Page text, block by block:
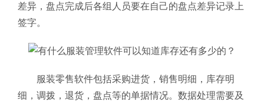
差异，盘点完成后各组人员要在自己的盘点差异记录上
签字。
服装零售软件包括采购进货，销售明细，库存明
细，调拨，退货，盘点等的单据情况。数据处理需要及